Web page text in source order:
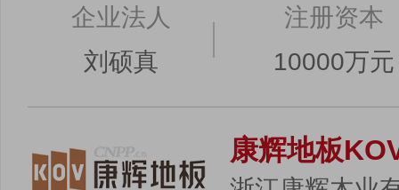
企业法人
刘硕真
注册资本
10000万元
康辉地板